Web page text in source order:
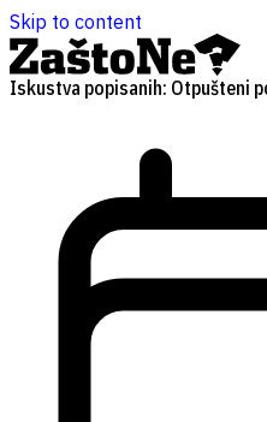
Skip to content
Iskustva popisanih: Otpušteni